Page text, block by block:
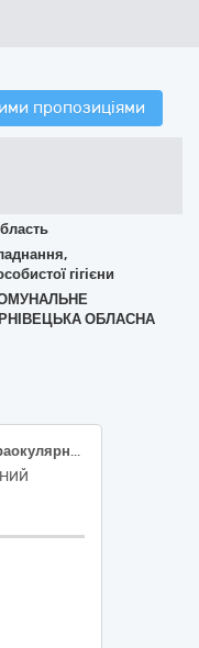
пропозиціями
гігієни
ОБЛАСНА
47726 Картридж для введення інтраокулярної лінзи, Q020680 – Стоматологічні, офтальмологічні й отоларингологічні пристрої. Набори для факоемульсифікації (Картридж C системи Monarch™ III); 47726 Картридж для введення інтраокулярної лінзи, Q020680 – Стоматологічні, офтальмологічні й отоларингологічні пристрої. Набори для факоемульсифікації (Картридж D системи Monarch™ III); 35562 Кільце підтримки капсульного мішка, P0301019001 – Імплантовані протезні пристосування і пристрої для остеосинтезу. Інтраокулярні лінзи (iol) – різне (Інтракапсулярні кільця AC, круглий край); 46738 Офтальмологічний ніж одноразового застосування відновлений, Q02010102 – Стоматологічні, офтальмологічні й отоларингологічні пристрої. Офтальмологічні мікроскальпелі, прямі (Ніж ClearCut S Sideport, 1,0 mm, стерильний); 46738 Офтальмологічний ніж одноразового застосування відновлений, Q02010102 – Стоматологічні, офтальмологічні й отоларингологічні пристрої. Офтальмологічні мікроскальпелі, прямі (Ніж офтальмологічний 30°); 46738 Офтальмологічний ніж одноразового застосування відновлений, Q02010103 – Стоматологічні, офтальмологічні й отоларингологічні пристрої. Офтальмологічні мікроскальпелі, вигнуті (Ніж-розшаровувач ClearCut S, 2,3 mm, стерильний); 46738 Офтальмологічний ніж одноразового застосування відновлений, Q02010102 – Стоматологічні, офтальмологічні й отоларингологічні пристрої. Офтальмологічні мікроскальпелі, прямі (Ніж ClearCut S Intrepid™ DB, 2,2 mm, стерильний)